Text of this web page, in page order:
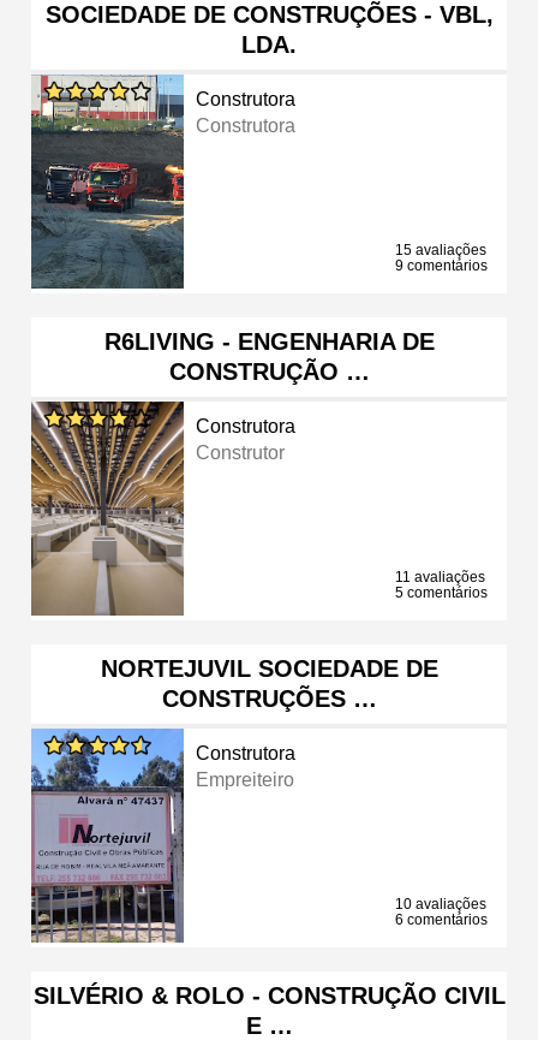
SOCIEDADE DE CONSTRUÇÕES - VBL,
LDA.
Construtora
Construtora
15 avaliações
9 comentários
R6LIVING - ENGENHARIA DE
CONSTRUÇÃO …
Construtora
Construtor
11 avaliações
5 comentários
NORTEJUVIL SOCIEDADE DE
CONSTRUÇÕES …
Construtora
Empreiteiro
10 avaliações
6 comentários
SILVÉRIO & ROLO - CONSTRUÇÃO CIVIL
E …